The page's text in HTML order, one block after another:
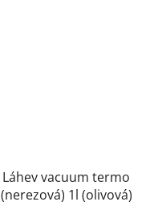
Láhev vacuum termo
(nerezová) 1l (olivová)